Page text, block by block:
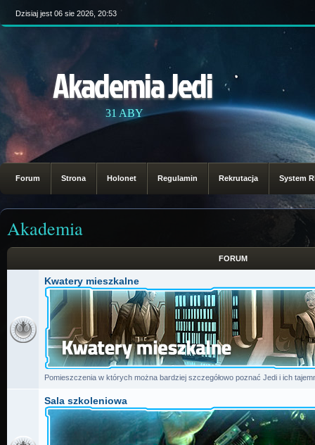
Dzisiaj jest 06 sie 2026, 20:53
Akademia Jedi
31 ABY
Forum Strona Holonet Regulamin Rekrutacja System
Akademia
FORUM
Kwatery mieszkalne
Pomieszczenia w których można bardziej szczegółowo poznać Jedi i ich
Sala szkoleniowa